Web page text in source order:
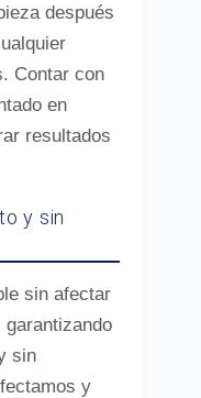
después
Contar con
en
resultados
y sin
sin afectar
sin
y